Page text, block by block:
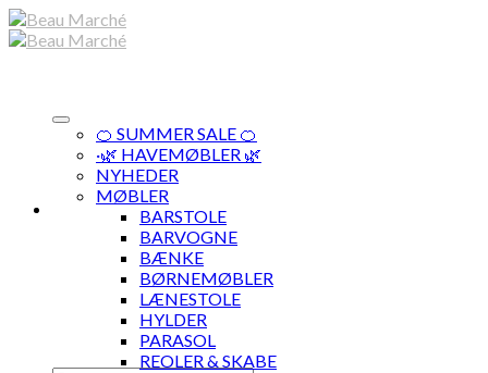
Skip
to
🍊 SUMMER SALE 🍊
·🌿 HAVEMØBLER 🌿
NYHEDER
MØBLER
BARSTOLE
BARVOGNE
BÆNKE
BØRNEMØBLER
LÆNESTOLE
HYLDER
PARASOL
REOLER & SKABE